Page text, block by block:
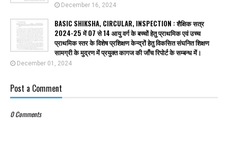
December 16, 2024
BASIC SHIKSHA, CIRCULAR, INSPECTION : शैक्षिक सत्र
2024-25 में 07 से 14 आयु वर्ग के बच्चों हेतु प्राथमिक एवं उच्च
प्राथमिक स्तर के विशेष प्रशिक्षण केन्द्रों हेतु विकसित संघनित शिक्षण
सामग्री के मुद्रण में प्रयुक्त कागज की जाँच रिपोर्ट के सम्बन्ध में।
December 01, 2024
Post a Comment
0 Comments